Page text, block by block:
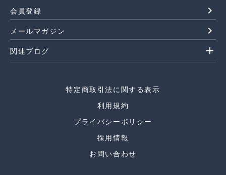
会員登録 navigate_next
メールマガジン navigate_next
関連ブログ add
特定商取引法に関する表示
利用規約
プライバシーポリシー
採用情報
お問い合わせ